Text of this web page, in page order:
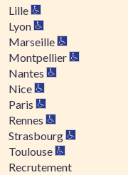
Lille
Lyon
Marseille
Montpellier
Nantes
Nice
Paris
Rennes
Strasbourg
Toulouse
Recrutement